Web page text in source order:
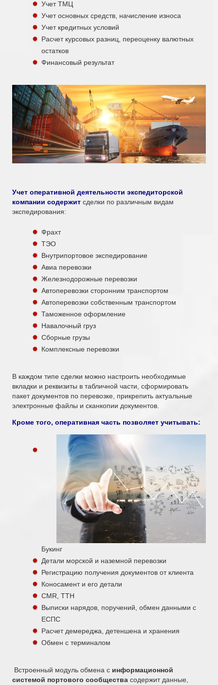
Учет ТМЦ
Учет основных средств, начисление износа
Учет кредитных условий
Расчет курсовых разниц, переоценку валютных
остатков
Финансовый результат
Учет оперативной деятельности экспедиторской
компании содержит сделки по различным видам
экспедирования:
Фрахт
ТЭО
Внутрипортовое экспедирование
Авиа перевозки
Железнодорожные перевозки
Автоперевозки сторонним транспортом
Автоперевозки собственным транспортом
Таможенное оформление
Навалочный груз
Сборные грузы
Комплексные перевозки
В каждом типе сделки можно настроить необходимые
вкладки и реквизиты в табличной части, сформировать
пакет документов по перевозке, прикрепить актуальные
электронные файлы и сканкопии документов.
Кроме того, оперативная часть позволяет учитывать:
Букинг
Детали морской и наземной перевозки
Регистрацию получения документов от клиента
Коносамент и его детали
CMR, ТТН
Выписки нарядов, поручений, обмен данными с
ЕСПС
Расчет демереджа, детеншена и хранения
Обмен с терминалом
Встроенный модуль обмена с информационной
системой портового сообщества содержит данные,